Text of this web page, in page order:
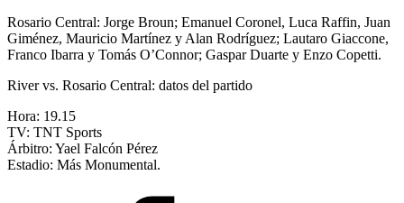
Rosario Central: Jorge Broun; Emanuel Coronel, Luca Raffin, Juan
Giménez, Mauricio Martínez y Alan Rodríguez; Lautaro Giaccone,
Franco Ibarra y Tomás O’Connor; Gaspar Duarte y Enzo Copetti.
River vs. Rosario Central: datos del partido
Hora: 19.15
TV: TNT Sports
Árbitro: Yael Falcón Pérez
Estadio: Más Monumental.